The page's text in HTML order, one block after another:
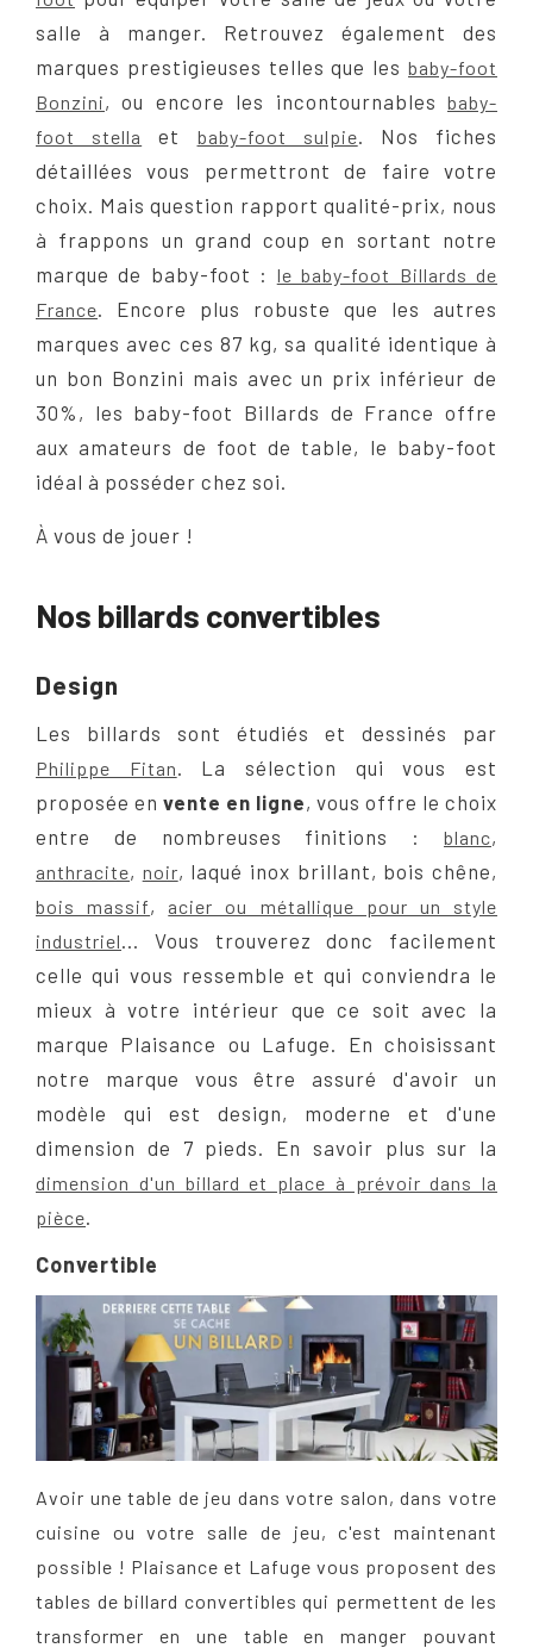
salle à manger. Retrouvez également des
marques prestigieuses telles que les baby-foot
Bonzini, ou encore les incontournables baby-
foot stella
et baby-foot sulpie. Nos fiches
détaillées vous permettront de faire votre
choix. Mais question rapport qualité-prix, nous
à frappons un grand coup en sortant notre
marque de baby-foot : le baby-foot Billards de
France. Encore plus robuste que les autres
marques avec ces 87 kg, sa qualité identique à
un bon Bonzini mais avec un prix inférieur de
30%, les baby-foot Billards de France offre
aux amateurs de foot de table, le baby-foot
idéal à posséder chez soi.
À vous de jouer !
Nos billards convertibles
Design
Les billards sont étudiés et dessinés par
Philippe Fitan. La sélection qui vous est
proposée en vente en ligne, vous offre le choix
entre de nombreuses finitions : blanc,
anthracite, noir, laqué inox brillant, bois chêne,
bois massif, acier ou métallique pour un style
industriel... Vous trouverez donc facilement
celle qui vous ressemble et qui conviendra le
mieux à votre intérieur que ce soit avec la
marque Plaisance ou Lafuge. En choisissant
notre marque vous être assuré d'avoir un
modèle qui est design, moderne et d'une
dimension de 7 pieds. En savoir plus sur la
dimension d'un billard et place à prévoir dans la
pièce.
Convertible
Avoir une table de jeu dans votre salon, dans votre
cuisine ou votre salle de jeu, c'est maintenant
possible ! Plaisance et Lafuge vous proposent des
tables de billard convertibles qui permettent de les
transformer en une table en manger pouvant